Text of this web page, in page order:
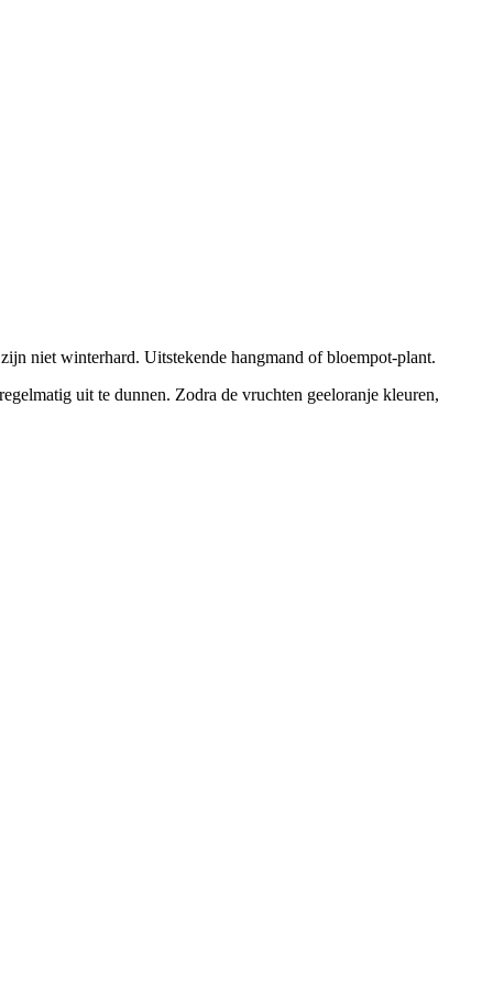
niet winterhard. Uitstekende hangmand of bloempot-plant.
uit te dunnen. Zodra de vruchten geeloranje kleuren,